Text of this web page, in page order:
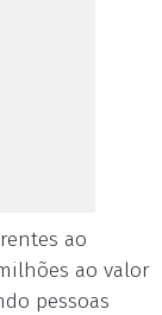
ao
ao valor
pessoas